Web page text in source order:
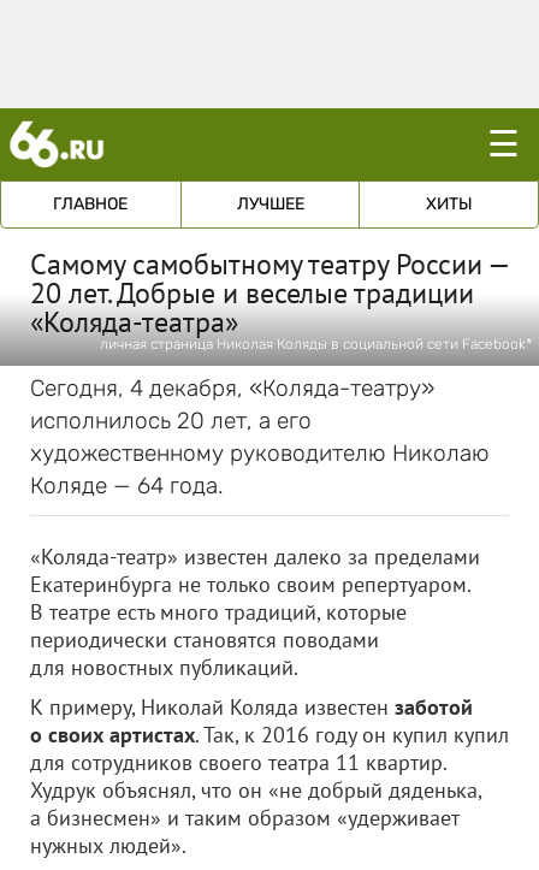
☰
ГЛАВНОЕ ЛУЧШЕЕ ХИТЫ
Самому самобытному театру России —
20 лет. Добрые и веселые традиции
«Коляда-театра»
личная страница Николая Коляды в социальной сети Facebook*
Сегодня, 4 декабря, «Коляда-театру»
исполнилось 20 лет, а его
художественному руководителю Николаю
Коляде — 64 года.
«Коляда-театр» известен далеко за пределами
Екатеринбурга не только своим репертуаром.
В театре есть много традиций, которые
периодически становятся поводами
для новостных публикаций.
К примеру, Николай Коляда известен заботой
о своих артистах. Так, к 2016 году он купил купил
для сотрудников своего театра 11 квартир.
Худрук объяснял, что он «не добрый дяденька,
а бизнесмен» и таким образом «удерживает
нужных людей».